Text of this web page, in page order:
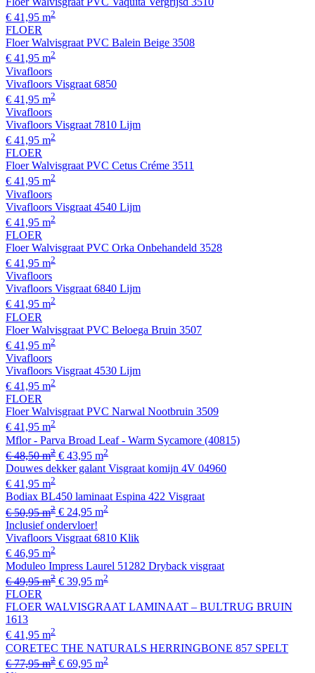
€ 41,95 m2
FLOER
Floer Walvisgraat PVC Balein Beige 3508
€ 41,95 m2
Vivafloors
Vivafloors Visgraat 6850
€ 41,95 m2
Vivafloors
Vivafloors Visgraat 7810 Lijm
€ 41,95 m2
FLOER
Floer Walvisgraat PVC Cetus Créme 3511
€ 41,95 m2
Vivafloors
Vivafloors Visgraat 4540 Lijm
€ 41,95 m2
FLOER
Floer Walvisgraat PVC Orka Onbehandeld 3528
€ 41,95 m2
Vivafloors
Vivafloors Visgraat 6840 Lijm
€ 41,95 m2
FLOER
Floer Walvisgraat PVC Beloega Bruin 3507
€ 41,95 m2
Vivafloors
Vivafloors Visgraat 4530 Lijm
€ 41,95 m2
FLOER
Floer Walvisgraat PVC Narwal Nootbruin 3509
€ 41,95 m2
Mflor - Parva Broad Leaf - Warm Sycamore (40815)
€ 48,50 m2 € 43,95 m2
Douwes dekker galant Visgraat komijn 4V 04960
€ 41,95 m2
Bodiax BL450 laminaat Espina 422 Visgraat
€ 50,95 m2 € 24,95 m2
Inclusief ondervloer!
Vivafloors Visgraat 6810 Klik
€ 46,95 m2
Moduleo Impress Laurel 51282 Dryback visgraat
€ 49,95 m2 € 39,95 m2
FLOER
FLOER WALVISGRAAT LAMINAAT – BULTRUG BRUIN
1613
€ 41,95 m2
CORETEC THE NATURALS HERRINGBONE 857 SPELT
€ 77,95 m2 € 69,95 m2